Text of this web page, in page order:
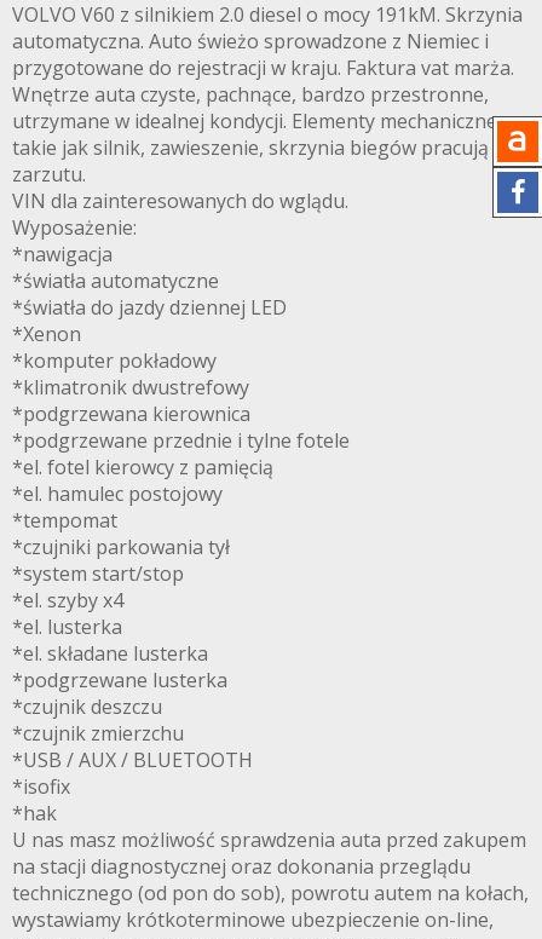
VOLVO V60 z silnikiem 2.0 diesel o mocy 191kM. Skrzynia
automatyczna. Auto świeżo sprowadzone z Niemiec i
przygotowane do rejestracji w kraju. Faktura vat marża.
Wnętrze auta czyste, pachnące, bardzo przestronne,
utrzymane w idealnej kondycji. Elementy mechaniczne
takie jak silnik, zawieszenie, skrzynia biegów pracują bez
zarzutu.
VIN dla zainteresowanych do wglądu.
Wyposażenie:
*nawigacja
*światła automatyczne
*światła do jazdy dziennej LED
*Xenon
*komputer pokładowy
*klimatronik dwustrefowy
*podgrzewana kierownica
*podgrzewane przednie i tylne fotele
*el. fotel kierowcy z pamięcią
*el. hamulec postojowy
*tempomat
*czujniki parkowania tył
*system start/stop
*el. szyby x4
*el. lusterka
*el. składane lusterka
*podgrzewane lusterka
*czujnik deszczu
*czujnik zmierzchu
*USB / AUX / BLUETOOTH
*isofix
*hak
U nas masz możliwość sprawdzenia auta przed zakupem
na stacji diagnostycznej oraz dokonania przeglądu
technicznego (od pon do sob), powrotu autem na kołach,
wystawiamy krótkoterminowe ubezpieczenie on-line,